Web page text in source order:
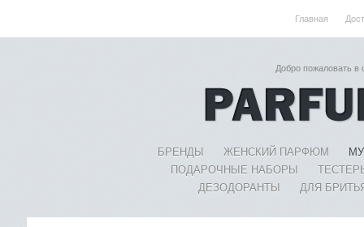
Главная
Добро пожаловать
БРЕНДЫ ЖЕНСКИЙ ПАРФЮМ
ПОДАРОЧНЫЕ НАБОРЫ
ДЕЗОДОРАНТЫ
ДЛЯ